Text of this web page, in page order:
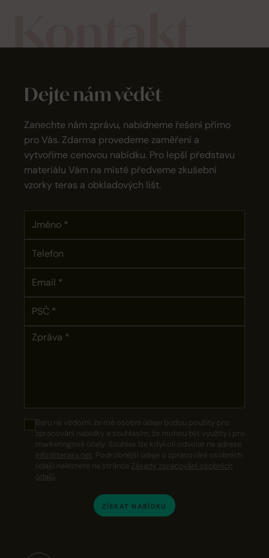
Kontakt
Dejte nám vědět
Zanechte nám zprávu, nabídneme řešení přímo
pro Vás. Zdarma provedeme zaměření a
vytvoříme cenovou nabídku. Pro lepší představu
materiálu Vám na místě předveme zkušební
vzorky teras a obkladových lišt.
Beru na vědomí, že mé osobní údaje budou použity pro
zpracování nabídky a souhlasím, že mohou být využity i pro
marketingové účely. Souhlas lze kdykoli odvolat na adrese
info@terasy.net. Podrobnější údaje o zpracování osobních
údajů naleznete na stránce Zásady zpracování osobních
údajů.
ZÍSKAT NABÍDKU